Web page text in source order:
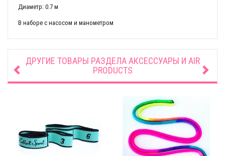
Диаметр: 0.7 м
В наборе с насосом и манометром
ДРУГИЕ ТОВАРЫ РАЗДЕЛААКСЕССУАРЫ И AIR
PRODUCTS